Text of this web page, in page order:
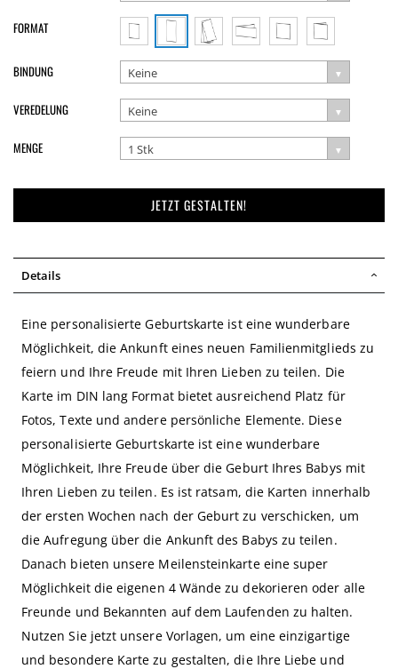
MENGE 1 Stk
FORMAT
BINDUNG Keine
VEREDELUNG Keine
JETZT GESTALTEN!
Details
Eine personalisierte Geburtskarte ist eine wunderbare
Möglichkeit, die Ankunft eines neuen Familienmitglieds zu
feiern und Ihre Freude mit Ihren Lieben zu teilen. Die
Karte im DIN lang Format bietet ausreichend Platz für
Fotos, Texte und andere persönliche Elemente. Diese
personalisierte Geburtskarte ist eine wunderbare
Möglichkeit, Ihre Freude über die Geburt Ihres Babys mit
Ihren Lieben zu teilen. Es ist ratsam, die Karten innerhalb
der ersten Wochen nach der Geburt zu verschicken, um
die Aufregung über die Ankunft des Babys zu teilen.
Danach bieten unsere Meilensteinkarte eine super
Möglichkeit die eigenen 4 Wände zu dekorieren oder alle
Freunde und Bekannten auf dem Laufenden zu halten.
Nutzen Sie jetzt unsere Vorlagen, um eine einzigartige
und besondere Karte zu gestalten, die Ihre Liebe und